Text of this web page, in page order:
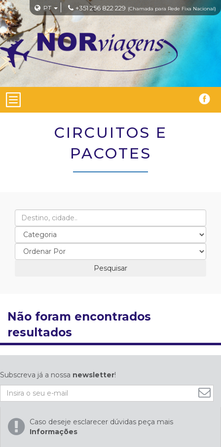
PT +351 256 822 229 (Chamada para Rede Fixa Nacional)
CIRCUITOS E
PACOTES
Não foram encontrados
resultados
Subscreva já a nossa newsletter!
Caso deseje esclarecer dúvidas peça mais
Informações